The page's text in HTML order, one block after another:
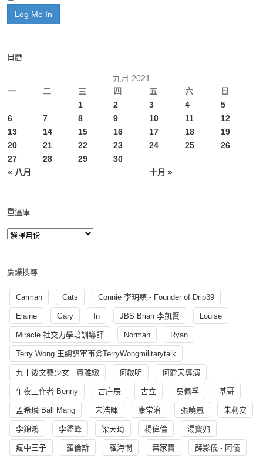
日曆
九月 2021
一
二 三 四 五 六 日
« 八月 十月 »
1 2 3 4
5
6
7 8 9 10 11
12
13
14 15 16 17 18
19
20
21 22 23 24 25
26
27
28 29 30
重溫庫
慶爆搜尋
Carman Cats Connie 李玥穎 - Founder of Drip39
Elaine Gary In JBS Brian 李凱賢 Louise
Miracle 社交力學培訓導師 Norman Ryan
Terry Wong 王總講軍事@TerryWongmilitarytalk
九十後文藝少女 - 賈雅緻 何啟明 何爵天導演
午夜工作者 Benny 古庄辰 古立 吳佩孚 基哥
孟希璘 Ball Mang 宋浩暉 康常治 張曉嵐 朱利安
李錦鴻 李鑑峰 梁天琦 楊偉倫 湯寳如
瘋中三子 羅倫斯 羅海憫 葉家寶 薛影儀 - 阿儀